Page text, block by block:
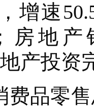
增速
房地
产投资
零售